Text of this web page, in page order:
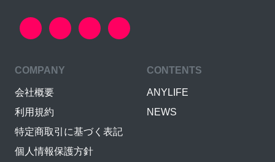
COMPANY
会社概要
利用規約
特定商取引に基づく表記
個人情報保護方針
CONTENTS
ANYLIFE
NEWS